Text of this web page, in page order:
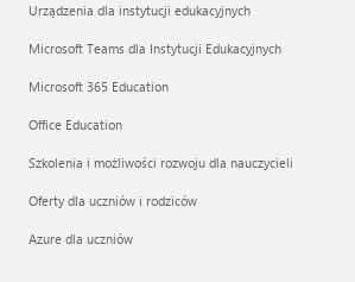
Urządzenia dla instytucji edukacyjnych
Microsoft Teams dla Instytucji Edukacyjnych
Microsoft 365 Education
Office Education
Szkolenia i możliwości rozwoju dla nauczycieli
Oferty dla uczniów i rodziców
Azure dla uczniów